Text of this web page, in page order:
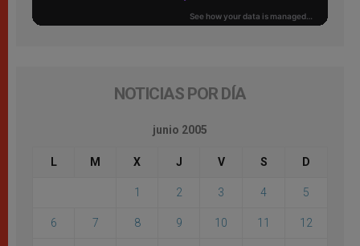
NOTICIAS POR DÍA
junio 2005
L M X J V S D
1 2 3 4 5
6 7 8 9 10 11 12